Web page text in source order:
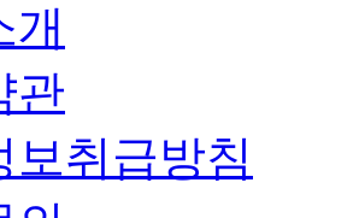
개
관
보취급방침